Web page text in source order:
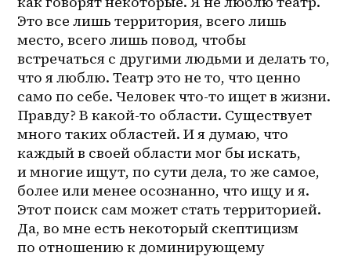
Это все лишь территория, всего лишь
место, всего лишь повод, чтобы
встречаться с другими людьми и делать то,
что я люблю. Театр это не то, что ценно
само по себе. Человек что-то ищет в жизни.
Правду? В какой-то области. Существует
много таких областей. И я думаю, что
каждый в своей области мог бы искать,
и многие ищут, по сути дела, то же самое,
более или менее осознанно, что ищу и я.
Этот поиск сам может стать территорией.
Да, во мне есть некоторый скептицизм
по отношению к доминирующему